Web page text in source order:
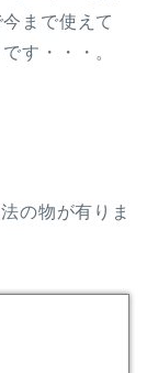
まで使えて
す・・・。
の物が有りま